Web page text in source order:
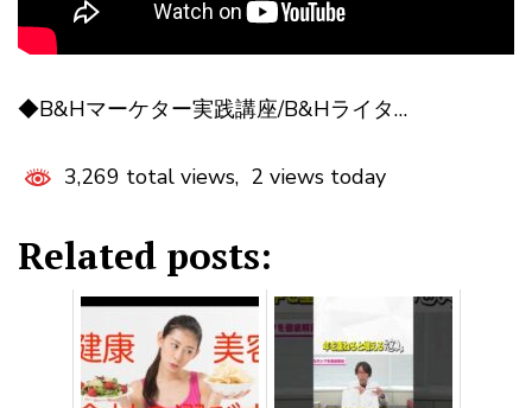
◆B&Hマーケター実践講座/B&Hライタ…
3,269 total views, 2 views today
Related posts: